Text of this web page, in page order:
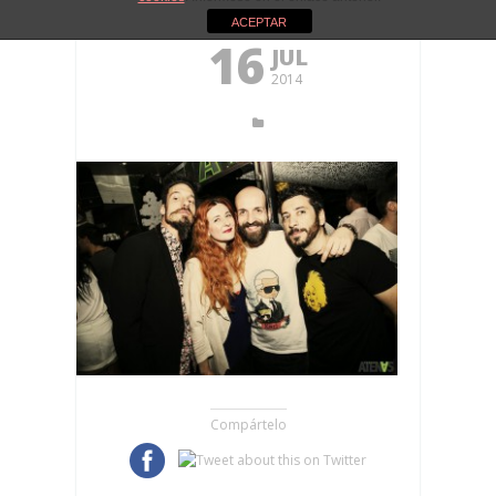
16 JUL
2014
Compártelo
ACEPTAR